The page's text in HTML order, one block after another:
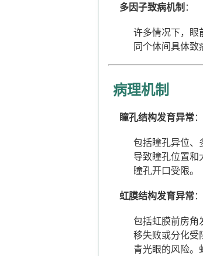
多因子致病机制 ：
许多情况下，眼
同个体间具体致
病理机制
瞳孔结构发育异常：
包括瞳孔异位、
导致瞳孔位置和
瞳孔开口受限。
虹膜结构发育异常：
包括虹膜前房角
移失败或分化受
青光眼的风险